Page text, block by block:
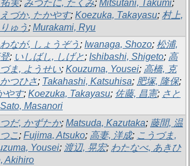
実; みつたに, たくみ; Mitsutani, Takumi;
づか, たかやす; Koezuka, Takayasu; 村上,
ゅう ; Murakami, Ryu
なが, しょうぞう ; Iwanaga, Shozo; 松浦,
; いしばし, しげと; Ishibashi, Shigeto; 高
ま, ようせい; Kouzuma, Yousei; 高橋, 克
つひさ; Takahashi, Katsuhisa; 肥塚, 隆保;
やす; Koezuka, Takayasu; 佐藤, 昌憲; さと
Sato, Masanori
つだ, かずたか; Matsuda, Kazutaka; 藤間, 温
こ; Fujima, Atsuko; 高妻, 洋成; こうづま,
Yousei; 渡辺, 晃宏; わたなべ, あきひ
Akihiro